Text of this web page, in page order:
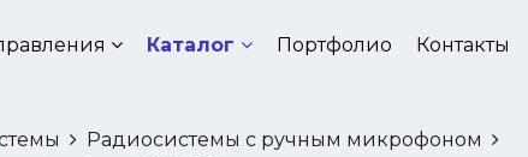
Каталог Портфолио Контакты
Радиосистемы с ручным микрофоном